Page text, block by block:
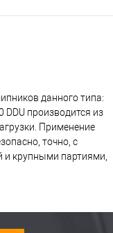
данного типа:
производится из
Применение
точно, с
и крупными партиями,